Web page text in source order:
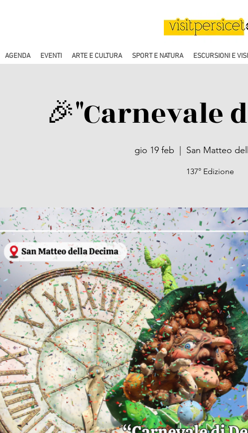
AGENDA EVENTI ARTE E CULTURA SPORT E NATURA ESCURSIONI E
🎉"Carnevale
gio 19 feb San Matteo
137° Edizione